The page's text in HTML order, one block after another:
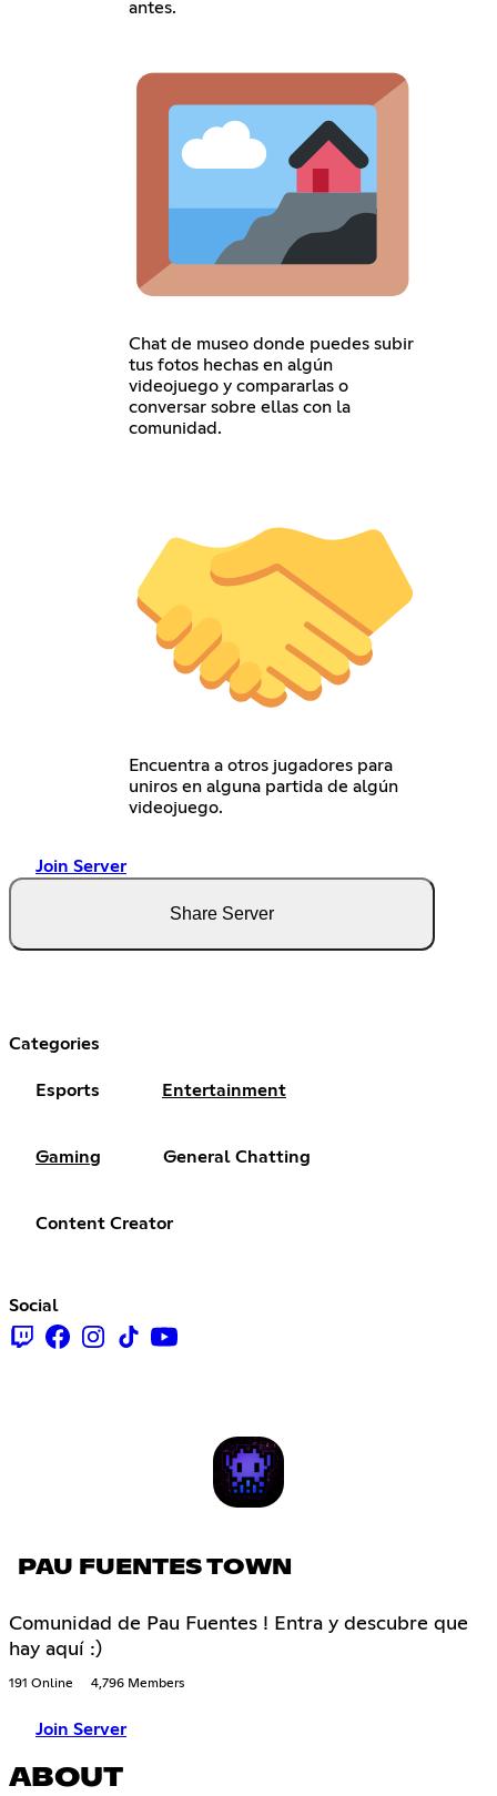
antes.
Chat de museo donde puedes subir
tus fotos hechas en algún
videojuego y compararlas o
conversar sobre ellas con la
comunidad.
Encuentra a otros jugadores para
uniros en alguna partida de algún
videojuego.
Join Server
Share Server
Categories
Esports Entertainment
Gaming General Chatting
Content Creator
Social
PAU FUENTES TOWN
Comunidad de Pau Fuentes ! Entra y descubre que
hay aquí :)
191 Online 4,796 Members
Join Server
ABOUT